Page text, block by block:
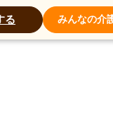
る みんなの介